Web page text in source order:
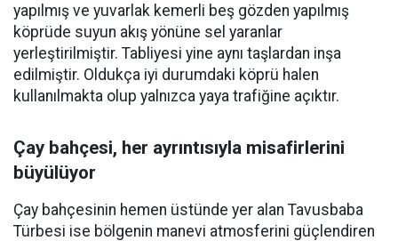
yapılmış ve yuvarlak kemerli beş gözden yapılmış
köprüde suyun akış yönüne sel yaranlar
yerleştirilmiştir. Tabliyesi yine aynı taşlardan inşa
edilmiştir. Oldukça iyi durumdaki köprü halen
kullanılmakta olup yalnızca yaya trafiğine açıktır.
Çay bahçesi, her ayrıntısıyla misafirlerini
büyülüyor
Çay bahçesinin hemen üstünde yer alan Tavusbaba
Türbesi ise bölgenin manevi atmosferini güçlendiren